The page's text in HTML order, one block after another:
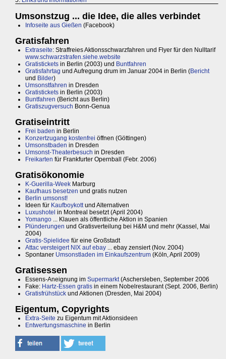
Umsonstzug ... die Idee, die alles verbindet
Infoseite aus Gießen (Facebook)
Gratisfahren
Extraseite: Straffreies Aktionsschwarzfahren und Flyer für den Nulltarif
www.schwarzstrafen.siehe.website
Gratistickets in Berlin (2003) und Buntfahren
Gratisfahrtag und Aufregung drum im Januar 2004 in Berlin (Bericht
und Bilder)
Umsonstfahren in Dresden
Gratistickets in Berlin (2003)
Buntfahren (Bericht aus Berlin)
Gratiszugversuch Bonn-Genua
Gratiseintritt
Frei baden in Berlin
Konzertzugang kostenfrei öffnen (Göttingen)
Umsonstbaden in Dresden
Umsonst-Theaterbesuch in Dresden
Freikarten für Frankfurter Opernball (Febr. 2006)
Gratisökonomie
K-Guerilla-Week Marburg
Kaufhaus besetzen und gratis nutzen
Berlin umsonst!
Ideen für Kaufboykottund Alternativen
Luxushotel in Montreal besetzt (April 2004)
Yomango ... Klauen als öffentliche Aktion in Spanien
Plünderungen und Gratisverteilung bei H&M und mehr (Kassel, Mai
2004)
Gratis-Spielidee für eine Großstadt
Attac versteigert NIX auf ebay ... ebay zensiert (Nov. 2004)
Spontaner Umsonstladen im Einkaufszentrum (Köln, April 2009)
Gratisessen
Essens-Aneignung im Supermarkt(Aschersleben, September 2006
Fake: Hartz-Essen gratis in einem Nobelrestaurant (Sept. 2006, Berlin)
Gratisfrühstück und Aktionen (Dresden, Mai 2004)
Eigentum, Copyrights
Extra-Seite zu Eigentum mit Aktionsideen
Entwertungsmaschine in Berlin